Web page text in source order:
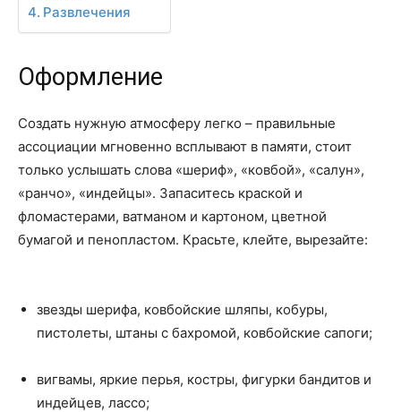
Развлечения
Оформление
Создать нужную атмосферу легко – правильные
ассоциации мгновенно всплывают в памяти, стоит
только услышать слова «шериф», «ковбой», «салун»,
«ранчо», «индейцы». Запаситесь краской и
фломастерами, ватманом и картоном, цветной
бумагой и пенопластом. Красьте, клейте, вырезайте:
звезды шерифа, ковбойские шляпы, кобуры,
пистолеты, штаны с бахромой, ковбойские сапоги;
вигвамы, яркие перья, костры, фигурки бандитов и
индейцев, лассо;